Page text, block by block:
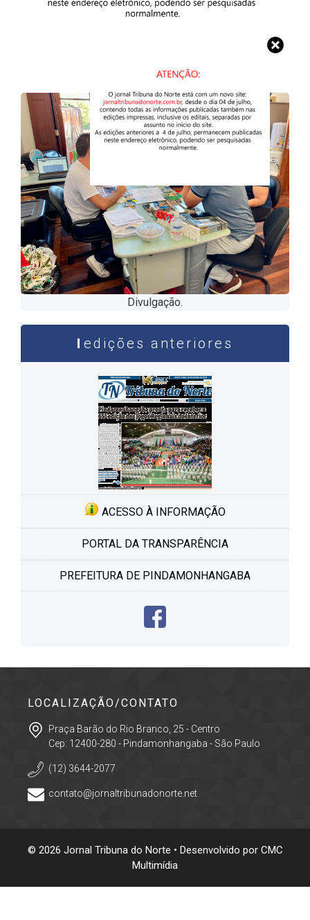
Divulgação.
edições anteriores
ACESSO À INFORMAÇÃO
PORTAL DA TRANSPARÊNCIA
PREFEITURA DE PINDAMONHANGABA
LOCALIZAÇÃO/CONTATO
Praça Barão do Rio Branco, 25 - Centro
Cep: 12400-280 - Pindamonhangaba - São Paulo
(12) 3644-2077
contato@jornaltribunadonorte.net
© 2026 Jornal Tribuna do Norte • Desenvolvido por CMC
Multimídia